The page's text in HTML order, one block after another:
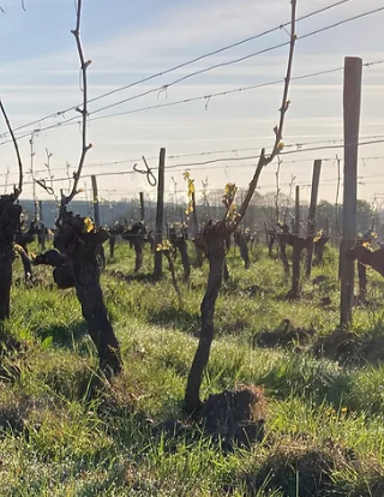
Carquefou (Nantes) du 17 au 19 octobre La Bouille
(Rouen) du 24 au 26 octobre Blois du 7 au 9
novembre Paris porte de Versailles du 4 au 7
décembre N'hésitez pas à nous contacter par mail
téléphone pour recevoir des invitations, des précisions
ou tout autre chose